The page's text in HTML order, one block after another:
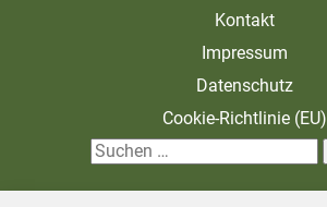
Kontakt
Impressum
Datenschutz
Cookie-Richtlinie (EU)
S